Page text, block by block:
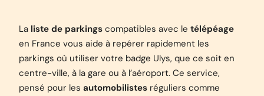
La liste de parkings compatibles avec le télépéage
en France vous aide à repérer rapidement les
parkings où utiliser votre badge Ulys, que ce soit en
centre-ville, à la gare ou à l’aéroport. Ce service,
pensé pour les automobilistes réguliers comme